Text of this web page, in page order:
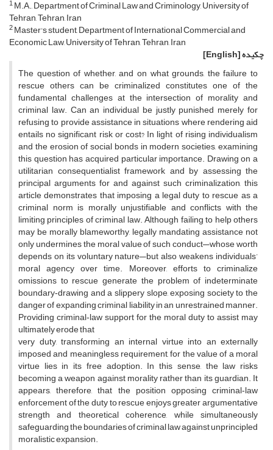
1M.A., Department of Criminal Law and Criminology, University of
Tehran, Tehran, Iran
2Master's student, Department of International Commercial and
Economic Law, University of Tehran, Tehran, Iran
چکیده[English]
The question of whether, and on what grounds, the failure to
rescue others can be criminalized constitutes one of the
fundamental challenges at the intersection of morality and
criminal law. Can an individual be justly punished merely for
refusing to provide assistance in situations where rendering aid
entails no significant risk or cost? In light of rising individualism
and the erosion of social bonds in modern societies, examining
this question has acquired particular importance. Drawing on a
utilitarian consequentialist framework and by assessing the
principal arguments for and against such criminalization, this
article demonstrates that imposing a legal duty to rescue as a
criminal norm is morally unjustifiable and conflicts with the
limiting principles of criminal law. Although failing to help others
may be morally blameworthy, legally mandating assistance not
only undermines the moral value of such conduct—whose worth
depends on its voluntary nature—but also weakens individuals’
moral agency over time. Moreover, efforts to criminalize
omissions to rescue generate the problem of indeterminate
boundary‑drawing and a slippery slope, exposing society to the
danger of expanding criminal liability in an unrestrained manner.
Providing criminal‑law support for the moral duty to assist may
ultimately erode that
very duty, transforming an internal virtue into an externally
imposed and meaningless requirement, for the value of a moral
virtue lies in its free adoption. In this sense, the law risks
becoming a weapon against morality rather than its guardian. It
appears, therefore, that the position opposing criminal‑law
enforcement of the duty to rescue enjoys greater argumentative
strength and theoretical coherence, while simultaneously
safeguarding the boundaries of criminal law against unprincipled
moralistic expansion.